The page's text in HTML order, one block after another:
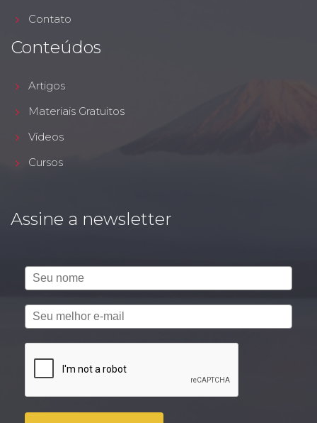
Contato
Conteúdos
Artigos
Materiais Gratuitos
Vídeos
Cursos
Assine a newsletter